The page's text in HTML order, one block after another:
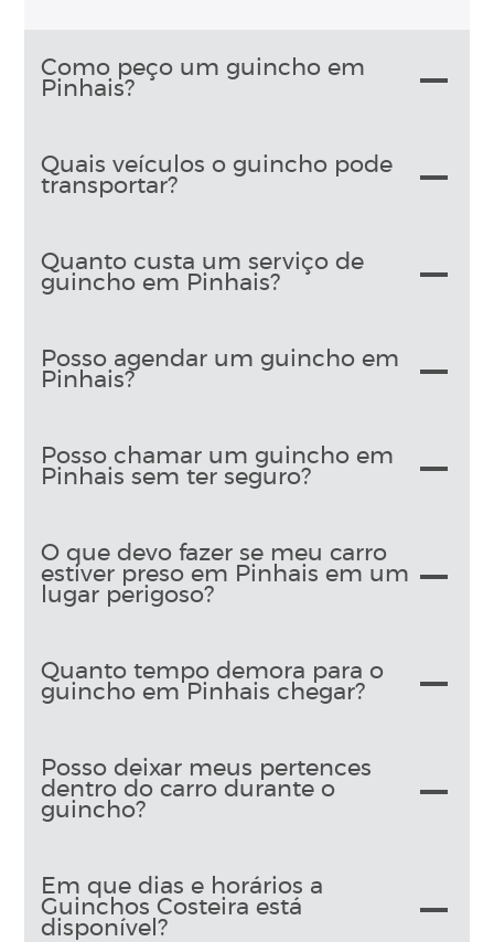
Como peço um guincho em
Pinhais?
Quais veículos o guincho pode
transportar?
Quanto custa um serviço de
guincho em Pinhais?
Posso agendar um guincho em
Pinhais?
Posso chamar um guincho em
Pinhais sem ter seguro?
O que devo fazer se meu carro
estiver preso em Pinhais em um
lugar perigoso?
Quanto tempo demora para o
guincho em Pinhais chegar?
Posso deixar meus pertences
dentro do carro durante o
guincho?
Em que dias e horários a
Guinchos Costeira está
disponível?